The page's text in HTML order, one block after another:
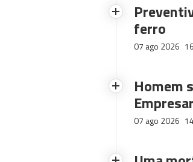
ferro
07 ago 2026
Homem
07 ago 2026